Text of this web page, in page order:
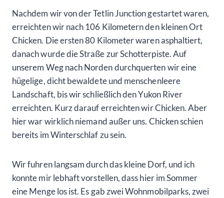
Nachdem wir von der Tetlin Junction gestartet waren,
erreichten wir nach 106 Kilometern den kleinen Ort
Chicken. Die ersten 80 Kilometer waren asphaltiert,
danach wurde die Straße zur Schotterpiste. Auf
unserem Weg nach Norden durchquerten wir eine
hügelige, dicht bewaldete und menschenleere
Landschaft, bis wir schließlich den Yukon River
erreichten. Kurz darauf erreichten wir Chicken. Aber
hier war wirklich niemand außer uns. Chicken schien
bereits im Winterschlaf zu sein.
Wir fuhren langsam durch das kleine Dorf, und ich
konnte mir lebhaft vorstellen, dass hier im Sommer
eine Menge los ist. Es gab zwei Wohnmobilparks, zwei